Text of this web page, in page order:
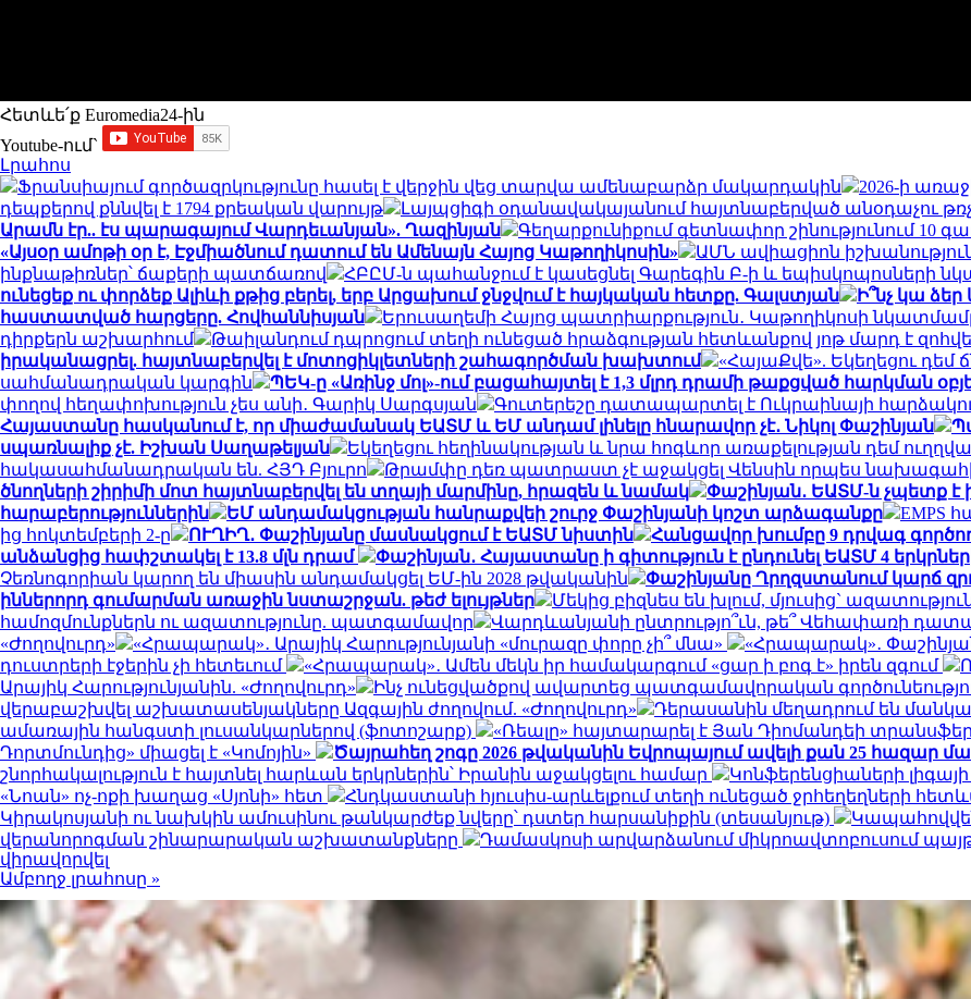
Հետևե՛ք Euromedia24-ին
Youtube-ում`
Լրահոս
Ֆրանսիայում գործազրկությունը հասել է վերջին վեց տարվա ամենաբարձր մակարդակին
2026-ի
դեպքերով քննվել է 1794 քրեական վարույթ
Լայպցիգի օդանավակայանում հայտնաբերված անօդաչու
Արամն էր.. էս պարագայում Վարդեւանյան». Ղազինյան
Գեղարքունիքում գետնափոր շինությունում 10
«Այսօր ամոթի օր է, Էջմիածնում դատում են Ամենայն Հայոց Կաթողիկոսին»
ԱՄՆ ավիացիոն
ինքնաթիռներ՝ ճաքերի պատճառով
ՀԲԸՄ-ն պահանջում է կասեցնել Գարեգին Բ-ի և եպիսկոպոսների
ունեցեք ու փորձեք Ալիևի քթից բերել, երբ Արցախում ջնջվում է հայկական հետքը. Գալստյան
Ի՞նչ կա
հաստատված հարցերը. Հովհաննիսյան
Երուսաղեմի Հայոց պատրիարքություն․ Կաթողիկոսի նկատմամբ
դիրքերն աշխարհում
Թաիլանդում դպրոցում տեղի ունեցած հրաձգության հետևանքով յոթ մարդ է
իրականացրել. հայտնաբերվել է մոտոցիկլետների շահագործման խախտում
«ՀայաՔվե». Եկեղեցու դեմ
սահմանադրական կարգին
ՊԵԿ-ը «Առինջ մոլ»-ում բացահայտել է 1,3 մլրդ դրամի թաքցված հարկման
փողով հեղափոխություն չես անի․ Գարիկ Սարգսյան
Գուտերեշը դատապարտել է Ուկրաինայի
Հայաստանը հասկանում է, որ միաժամանակ ԵԱՏՄ և ԵՄ անդամ լինելը հնարավոր չէ․ Նիկոլ Փաշինյան
սպառնալիք չէ. Իշխան Սաղաթելյան
Եկեղեցու հեղինակության և նրա հոգևոր առաքելության դեմ
հակասահմանադրական են. ՀՅԴ Բյուրո
Թրամփը դեռ պատրաստ չէ աջակցել Վենսին որպես
ծնողների շիրիմի մոտ հայտնաբերվել են տղայի մարմինը, հրազեն և նամակ
Փաշինյան․ ԵԱՏՄ-ն չպետք
հարաբերություններին
ԵՄ անդամակցության հանրաքվեի շուրջ Փաշինյանի կոշտ արձագանքը
EMPS
ից հոկտեմբերի 2-ը
ՈՒՂԻՂ․ Փաշինյանը մասնակցում է ԵԱՏՄ նիստին
Հանցավոր խումբը 9 դրվագ
անձանցից հափշտակել է 13.8 մլն դրամ
Փաշինյան․ Հայաստանը ի գիտություն է ընդունել ԵԱՏՄ 4
Չեռնոգորիան կարող են միասին անդամակցել ԵՄ-ին 2028 թվականին
Փաշինյանը Ղրղզստանում կարճ
իններորդ գումարման առաջին նստաշրջան. թեժ ելույթներ
Մեկից բիզնես են խլում, մյուսից`
համոզմունքներն ու ազատությունը. պատգամավոր
Վարդևանյանի ընտրությո՞ւն, թե՞ Վեհափառի
«Ժողովուրդ»
«Հրապարակ»․ Արայիկ Հարությունյանի «մուրազը փորը չի՞ մնա»
«Հրապարակ»․
դուստրերի էջերին չի հետեւում
«Հրապարակ»․ Ամեն մեկն իր համակարգում «ցար ի բոգ է» իրեն զգում
Արայիկ Հարությունյանին. «Ժողովուրդ»
Ինչ ունեցվածքով ավարտեց պատգամավորական
վերաբաշխվել աշխատասենյակները Ազգային ժողովում. «Ժողովուրդ»
Դերասանին մեղադրում են
ամառային հանգստի լուսանկարներով (ֆոտոշարք)
«Ռեալը» հայտարարել է Յան Դիոմանդեի
Դորտմունդից» միացել է «Կոմոյին»
Ծայրահեղ շոգը 2026 թվականին Եվրոպայում ավելի քան 25 հազար
շնորհակալություն է հայտնել հարևան երկրներին՝ Իրանին աջակցելու համար
Կոնֆերենցիաների
«Նոան» ոչ-ոքի խաղաց «Սյոնի» հետ
Հնդկաստանի հյուսիս-արևելքում տեղի ունեցած ջրհեղեղների
Կիրակոսյանի ու նախկին ամուսինու թանկարժեք նվերը՝ դստեր հարսանիքին (տեսանյութ)
վերանորոգման շինարարական աշխատանքները
Դամասկոսի արվարձանում միկրոավտոբուսում
վիրավորվել
Ամբողջ լրահոսը »